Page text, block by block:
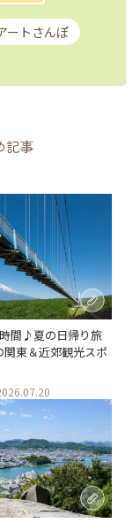
ートさんぽ
記事
間♪夏の日帰り旅
関東＆近郊観光スポ